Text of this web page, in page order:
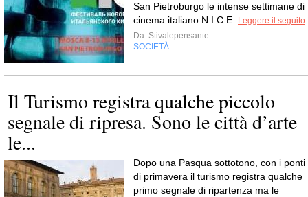
San Pietroburgo le intense settimane di
cinema italiano N.I.C.E.
Leggere il seguito
Da Stivalepensante
SOCIETÀ
Il Turismo registra qualche piccolo
segnale di ripresa. Sono le città d’arte
le...
Dopo una Pasqua sottotono, con i ponti
di primavera il turismo registra qualche
primo segnale di ripartenza ma le